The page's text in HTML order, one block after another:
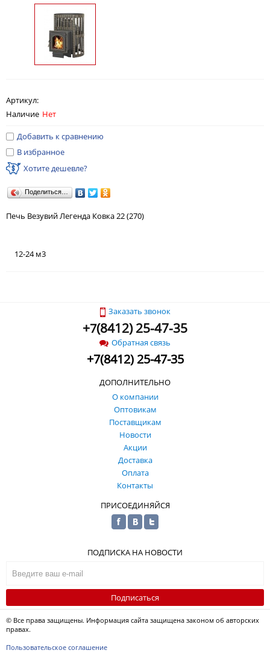
Артикул:
Наличие Нет
Добавить к сравнению
В избранное
Хотите дешевле?
Поделиться…
Печь Везувий Легенда Ковка 22 (270)
12-24 м3
Заказать звонок
+7(8412) 25-47-35
Обратная связь
+7(8412) 25-47-35
ДОПОЛНИТЕЛЬНО
О компании
Оптовикам
Поставщикам
Новости
Акции
Доставка
Оплата
Контакты
ПРИСОЕДИНЯЙСЯ
ПОДПИСКА НА НОВОСТИ
Подписаться
© Все права защищены. Информация сайта защищена законом об авторских
правах.
Пользовательское соглашение